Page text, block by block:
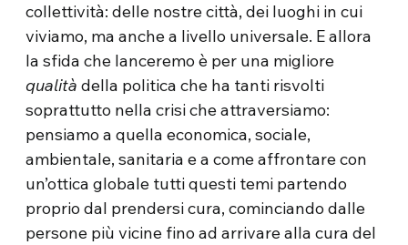
collettività: delle nostre città, dei luoghi in cui
viviamo, ma anche a livello universale. E allora
la sfida che lanceremo è per una migliore
qualitàdella politica che ha tanti risvolti
soprattutto nella crisi che attraversiamo:
pensiamo a quella economica, sociale,
ambientale, sanitaria e a come affrontare con
un’ottica globale tutti questi temi partendo
proprio dal prendersi cura, cominciando dalle
persone più vicine fino ad arrivare alla cura del